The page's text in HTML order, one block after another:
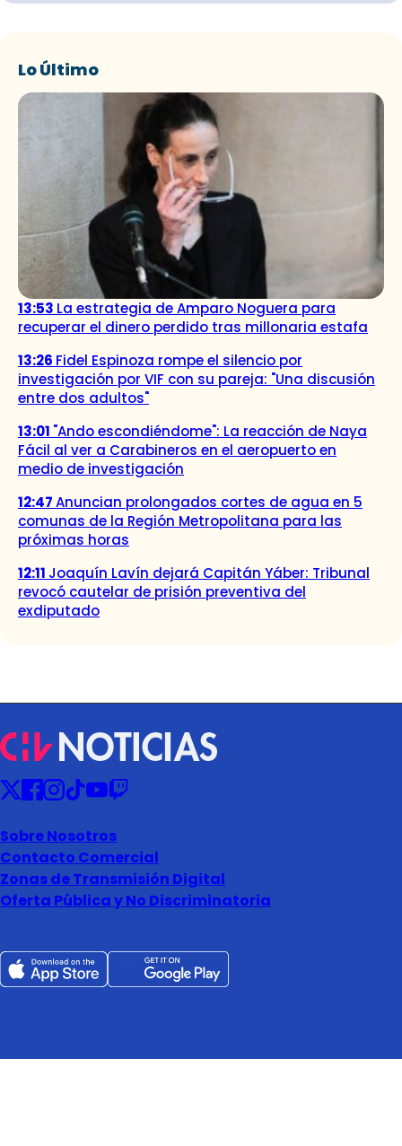
Lo Último
13:53 La estrategia de Amparo Noguera para
recuperar el dinero perdido tras millonaria estafa
13:26 Fidel Espinoza rompe el silencio por
investigación por VIF con su pareja: "Una discusión
entre dos adultos"
13:01 "Ando escondiéndome": La reacción de Naya
Fácil al ver a Carabineros en el aeropuerto en
medio de investigación
12:47Anuncian prolongados cortes de agua en 5
comunas de la Región Metropolitana para las
próximas horas
12:11 Joaquín Lavín dejará Capitán Yáber: Tribunal
revocó cautelar de prisión preventiva del
exdiputado
Sobre Nosotros
Contacto Comercial
Zonas de Transmisión Digital
Oferta Pública y No Discriminatoria